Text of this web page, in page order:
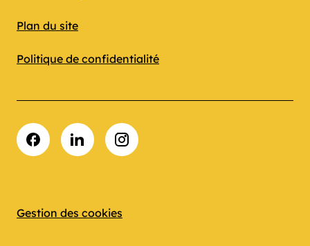
Plan du site
Politique de confidentialité
Gestion des cookies